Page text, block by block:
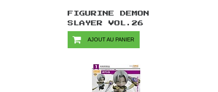
FIGURINE DEMON
SLAYER VOL.26
PAR BANPRESTO -
SENJURO VER.A 15
AJOUT AU PANIER